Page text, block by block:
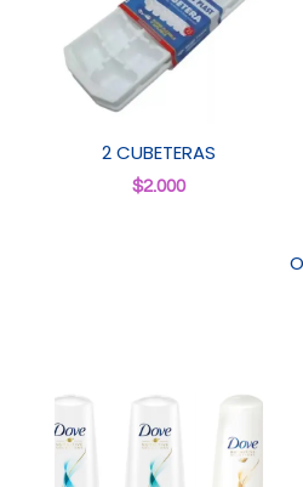
2 CUBETERAS
$2.000